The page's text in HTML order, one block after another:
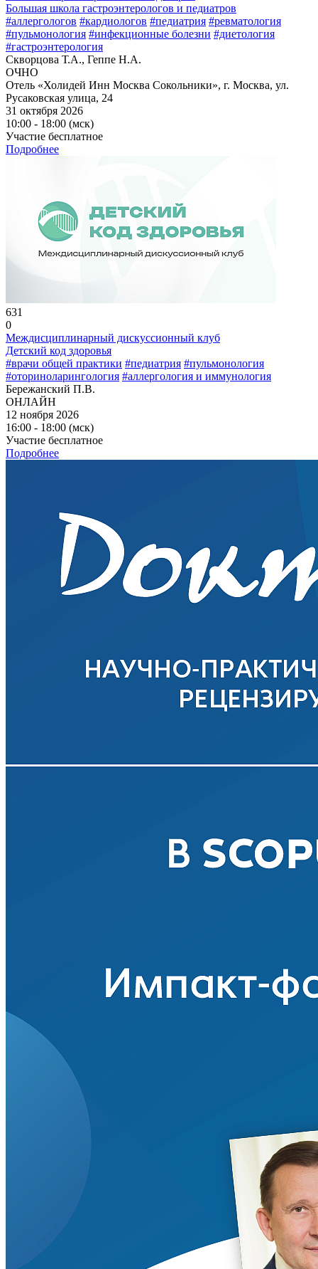
Большая школа гастроэнтерологов и педиатров
#аллергологов #кардиологов #педиатрия #ревматология
#пульмонология #инфекционные болезни #диетология
#гастроэнтерология
Скворцова Т.А., Геппе Н.А.
ОЧНО
Отель «Холидей Инн Москва Сокольники», г. Москва, ул.
Русаковская улица, 24
31 октября 2026
10:00 - 18:00 (мск)
Участие бесплатное
Подробнее
631
0
Междисциплинарный дискуссионный клуб
Детский код здоровья
#врачи общей практики #педиатрия #пульмонология
#оториноларингология #аллергология и иммунология
Бережанский П.В.
ОНЛАЙН
12 ноября 2026
16:00 - 18:00 (мск)
Участие бесплатное
Подробнее